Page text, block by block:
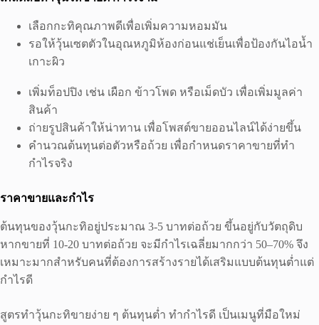
เลือกกะทิคุณภาพดีเพื่อเพิ่มความหอมมัน
รอให้วุ้นเซตตัวในอุณหภูมิห้องก่อนแช่เย็นเพื่อป้องกันไอน้ำ
เกาะผิว
เพิ่มท็อปปิง เช่น เผือก ข้าวโพด หรือเม็ดบัว เพื่อเพิ่มมูลค่า
สินค้า
ถ่ายรูปสินค้าให้น่าทาน เพื่อโพสต์ขายออนไลน์ได้ง่ายขึ้น
คำนวณต้นทุนต่อตัวหรือถ้วย เพื่อกำหนดราคาขายที่ทำ
กำไรจริง
ราคาขายและกำไร
ต้นทุนของวุ้นกะทิอยู่ประมาณ 3-5 บาทต่อถ้วย ขึ้นอยู่กับวัตถุดิบ
หากขายที่ 10-20 บาทต่อถ้วย จะมีกำไรเฉลี่ยมากกว่า 50–70% จึง
เหมาะมากสำหรับคนที่ต้องการสร้างรายได้เสริมแบบต้นทุนต่ำแต่
กำไรดี
สูตรทําวุ้นกะทิขายง่าย ๆ ต้นทุนต่ำ ทำกำไรดี เป็นเมนูที่มือใหม่